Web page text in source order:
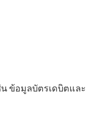
น ข้อมูลบัตรเดบิตและ